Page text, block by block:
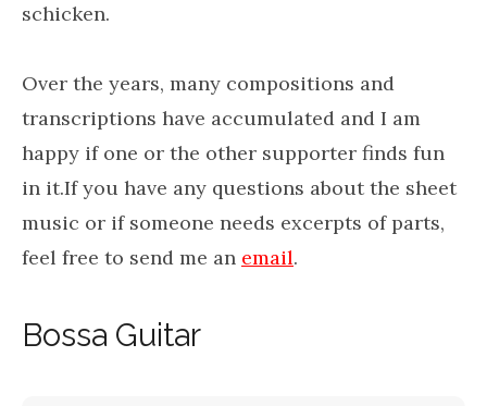
schicken.
Over the years, many compositions and
transcriptions have accumulated and I am
happy if one or the other supporter finds fun
in it.If you have any questions about the sheet
music or if someone needs excerpts of parts,
feel free to send me an email.
Bossa Guitar